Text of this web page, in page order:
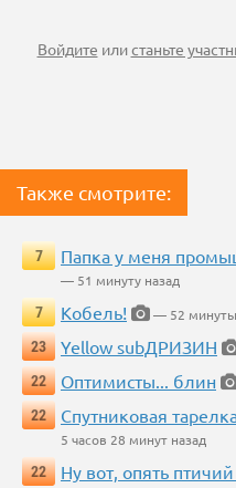
Войдите илистаньте
Также смотрите:
7 Папка у меня
— 51 минуту назад
7
Кобель!
— 52 минуты
23
Yellow subДРИЗИН
22
Оптимисты... блин
22
Спутниковая
5 часов 28 минут назад
22
Ну вот, опять